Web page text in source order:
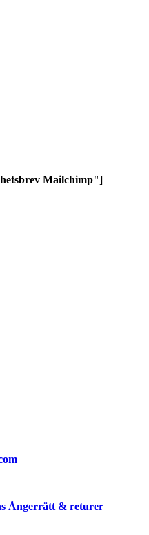
Mailchimp"]
Ångerrätt & returer